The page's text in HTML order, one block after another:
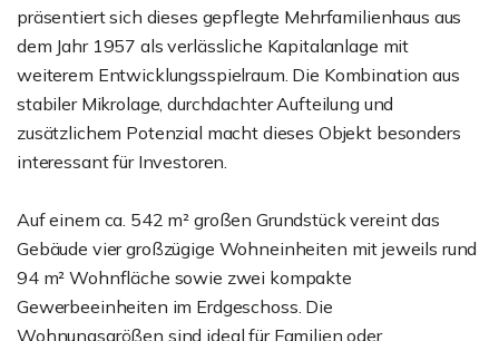
präsentiert sich dieses gepflegte Mehrfamilienhaus aus
dem Jahr 1957 als verlässliche Kapitalanlage mit
weiterem Entwicklungsspielraum. Die Kombination aus
stabiler Mikrolage, durchdachter Aufteilung und
zusätzlichem Potenzial macht dieses Objekt besonders
interessant für Investoren.
Auf einem ca. 542 m² großen Grundstück vereint das
Gebäude vier großzügige Wohneinheiten mit jeweils rund
94 m² Wohnfläche sowie zwei kompakte
Gewerbeeinheiten im Erdgeschoss. Die
Wohnungsgrößen sind ideal für Familien oder